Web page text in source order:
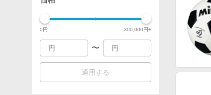
0円 300,000円+
〜
適用する